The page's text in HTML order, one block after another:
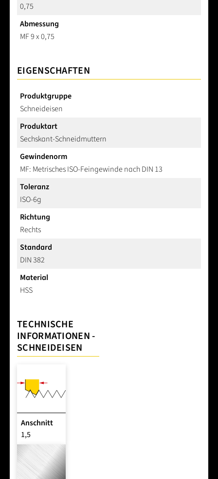
0,75
Abmessung
MF 9 x 0,75
EIGENSCHAFTEN
Produktgruppe
Schneideisen
Produktart
Sechskant-Schneidmuttern
Gewindenorm
MF: Metrisches ISO-Feingewinde nach DIN 13
Toleranz
ISO-6g
Richtung
Rechts
Standard
DIN 382
Material
HSS
TECHNISCHE
INFORMATIONEN -
SCHNEIDEISEN
Anschnitt
1,5